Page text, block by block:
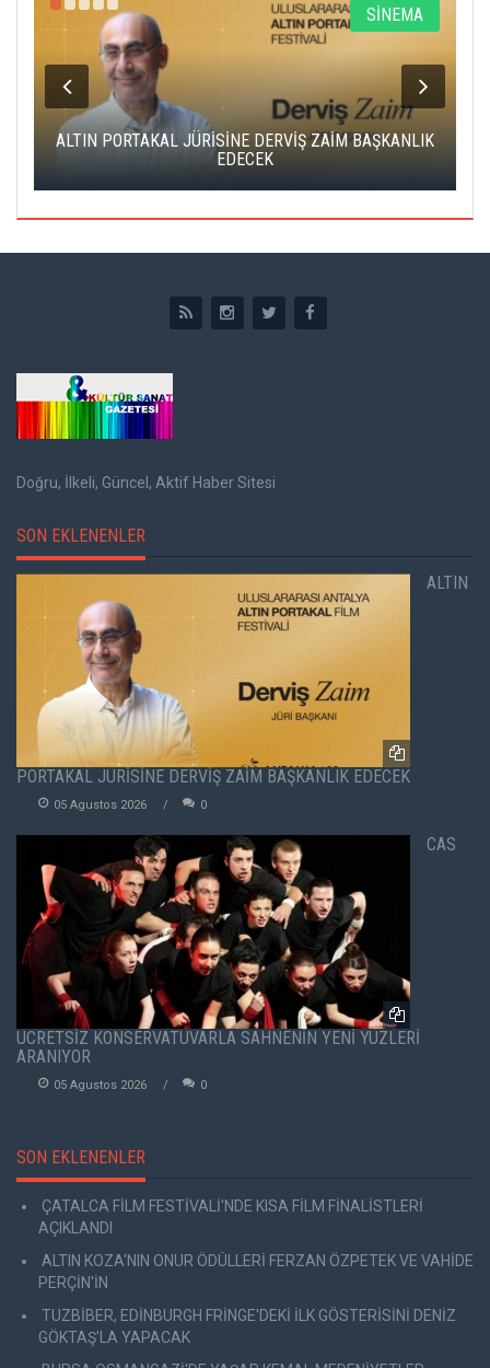
SİNEMA
ALTIN PORTAKAL JÜRİSİNE DERVİŞ ZAİM BAŞKANLIK
EDECEK
Doğru, İlkeli, Güncel, Aktif Haber Sitesi
SON EKLENENLER
ALTIN
PORTAKAL JÜRİSİNE DERVİŞ ZAİM BAŞKANLIK EDECEK
05 Agustos 2026 0
CAS
ÜCRETSİZ KONSERVATUVARLA SAHNENİN YENİ YÜZLERİ
ARANIYOR
05 Agustos 2026 0
SON EKLENENLER
ÇATALCA FİLM FESTİVALİ'NDE KISA FİLM FİNALİSTLERİ
AÇIKLANDI
ALTIN KOZA'NIN ONUR ÖDÜLLERİ FERZAN ÖZPETEK VE VAHİDE
PERÇİN'İN
TUZBİBER, EDİNBURGH FRİNGE'DEKİ İLK GÖSTERİSİNİ DENİZ
GÖKTAŞ'LA YAPACAK